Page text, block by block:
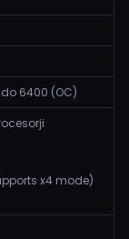
do 6400 (OC)
x4 mode)